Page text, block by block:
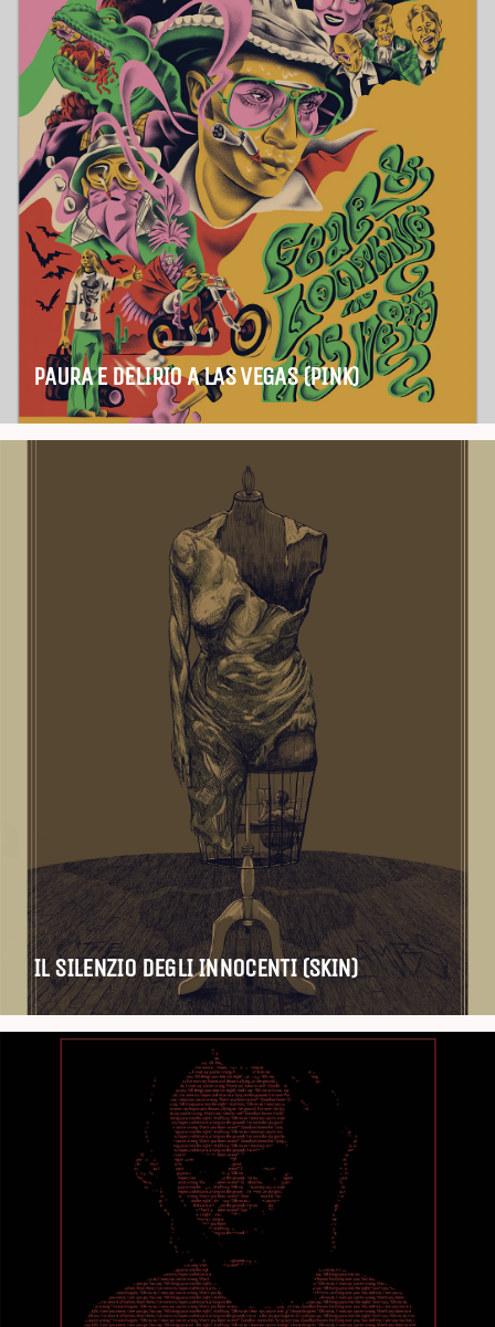
PAURA E DELIRIO A LAS VEGAS (PINK)
IL SILENZIO DEGLI INNOCENTI (SKIN)